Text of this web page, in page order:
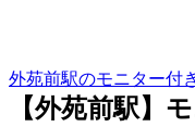
外苑前駅のモニター付
【外苑前駅】